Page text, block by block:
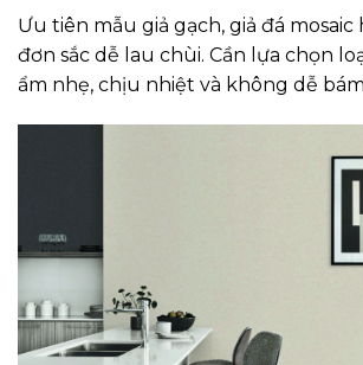
Ưu tiên mẫu giả gạch, giả đá mosaic
đơn sắc dễ lau chùi. Cần lựa chọn
ẩm nhẹ, chịu nhiệt và không dễ